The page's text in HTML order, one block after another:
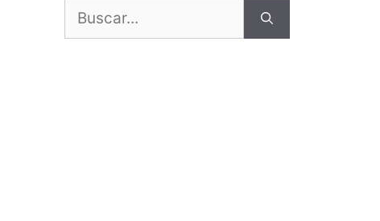
Buscar: